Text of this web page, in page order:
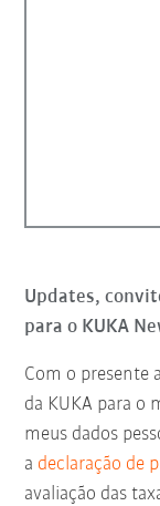
Updates,
para o KUKA
Com o presente
da KUKA para o
meus dados
a declaração de
avaliação das